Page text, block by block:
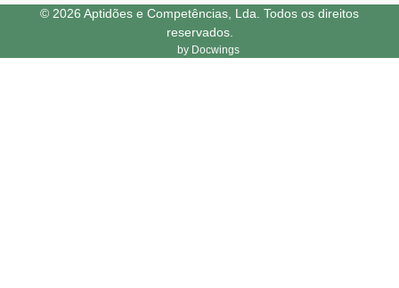
© 2026 Aptidões e Competências, Lda. Todos os direitos
reservados.
by Docwings